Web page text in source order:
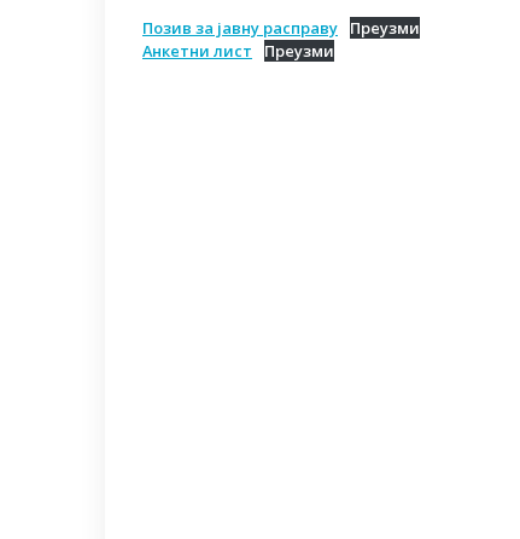
Позив за јавну расправу
Преузми
Анкетни лист
Преузми